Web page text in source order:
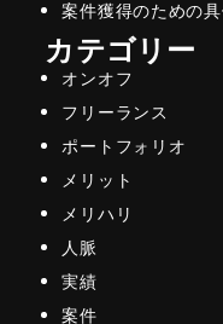
案件獲得のための
カテゴリー
オンオフ
フリーランス
ポートフォリオ
メリット
メリハリ
人脈
実績
案件